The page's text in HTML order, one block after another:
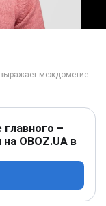
главного –
OBOZ.UA в